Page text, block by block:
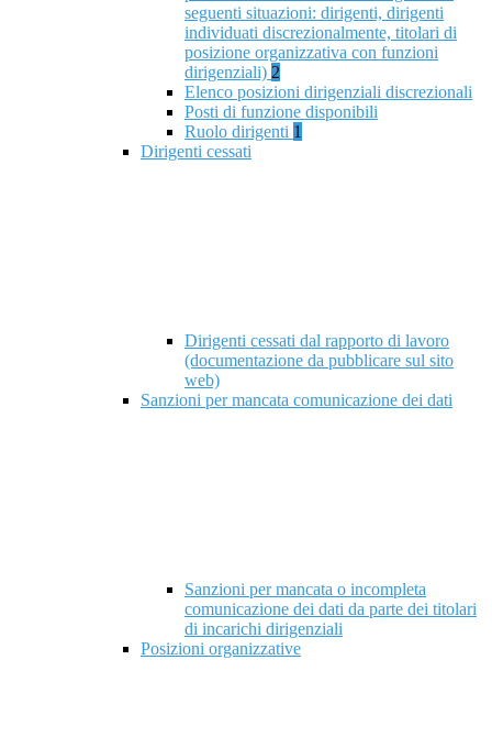
seguenti situazioni: dirigenti, dirigenti
individuati discrezionalmente, titolari di
posizione organizzativa con funzioni
dirigenziali) 2
Elenco posizioni dirigenziali discrezionali
Posti di funzione disponibili
Ruolo dirigenti 1
Dirigenti cessati
Dirigenti cessati dal rapporto di lavoro
(documentazione da pubblicare sul sito
web)
Sanzioni per mancata comunicazione dei dati
Sanzioni per mancata o incompleta
comunicazione dei dati da parte dei titolari
di incarichi dirigenziali
Posizioni organizzative